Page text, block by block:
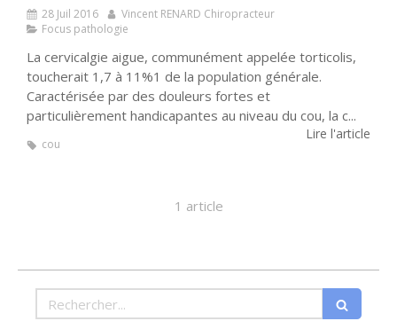
28 Juil 2016
Vincent RENARD Chiropracteur
Focus pathologie
La cervicalgie aigue, communément appelée torticolis,
toucherait 1,7 à 11%1 de la population générale.
Caractérisée par des douleurs fortes et
particulièrement handicapantes au niveau du cou, la c...
Lire l'article
cou
1 article
Rechercher